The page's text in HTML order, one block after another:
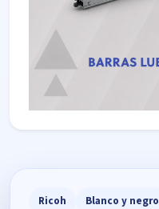
Ricoh Blanco y negro